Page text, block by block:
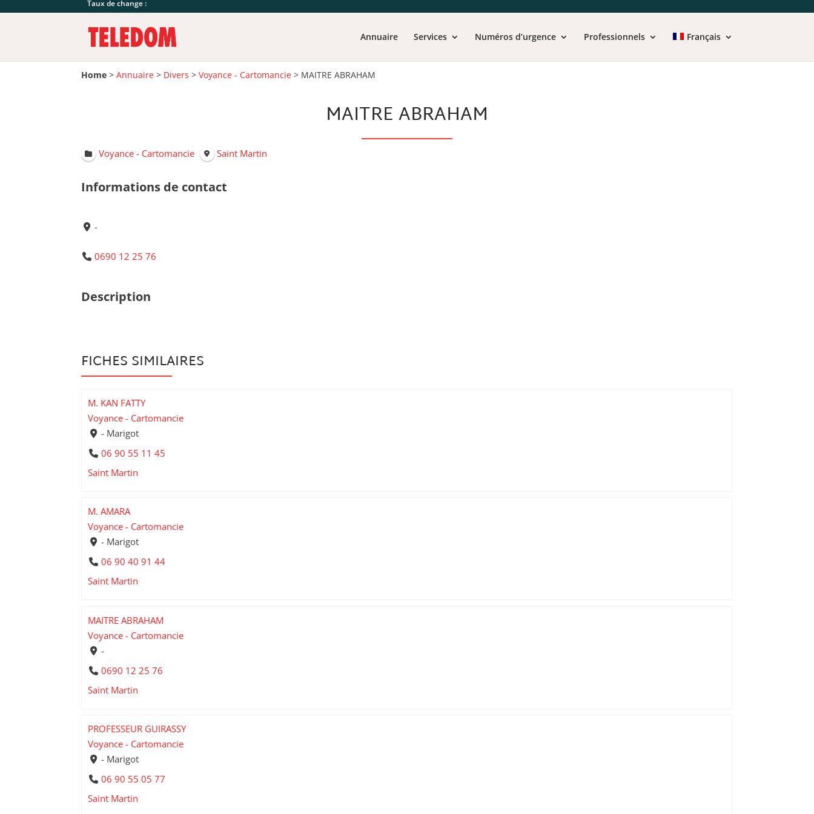
Taux de change :
Annuaire Services Numéros d’urgence Professionnels Français
Home >Annuaire > Divers >Voyance - Cartomancie > MAITRE ABRAHAM
MAITRE ABRAHAM
Voyance - Cartomancie Saint Martin
Informations de contact
-
0690 12 25 76
Description
FICHES SIMILAIRES
M. KAN FATTY
Voyance - Cartomancie
- Marigot
06 90 55 11 45
Saint Martin
M. AMARA
Voyance - Cartomancie
- Marigot
06 90 40 91 44
Saint Martin
MAITRE ABRAHAM
Voyance - Cartomancie
-
0690 12 25 76
Saint Martin
PROFESSEUR GUIRASSY
Voyance - Cartomancie
- Marigot
06 90 55 05 77
Saint Martin